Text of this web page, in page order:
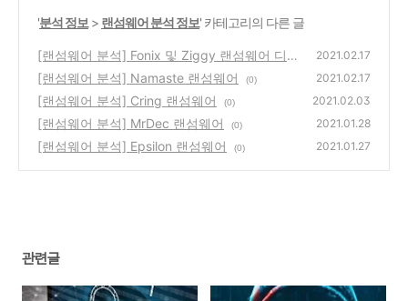
'분석 정보 > 랜섬웨어 분석 정보' 카테고리의 다른 글
[랜섬웨어 분석] Fonix 및 Ziggy 랜섬웨어 디
크립터 공개
(0)
2021.02.17
[랜섬웨어 분석] Namaste 랜섬웨어 (0) 2021.02.17
[랜섬웨어 분석] Cring 랜섬웨어 (0) 2021.02.03
[랜섬웨어 분석] MrDec 랜섬웨어 (0) 2021.01.28
[랜섬웨어 분석] Epsilon 랜섬웨어 (0) 2021.01.27
관련글